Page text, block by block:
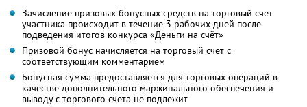
Зачисление призовых бонусных средств на торговый счет
участника происходит в течение 3 рабочих дней после
подведения итогов конкурса «Деньги на счёт»
Призовой бонус начисляется на торговый счет с
соответствующим комментарием
Бонусная сумма предоставляется для торговых операций в
качестве дополнительного маржинального обеспечения и
выводу с торгового счета не подлежит